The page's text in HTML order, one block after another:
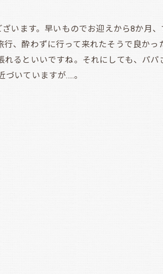
ます。早いものでお迎えから8か月
、酔わずに行って来れたそうで良か
るといいですね。それにしても、パ
いていますが.....。